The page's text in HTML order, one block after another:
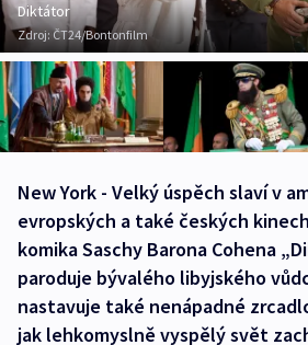
Diktátor
Zdroj: ČT24/Bontonfilm
New York - Velký úspěch slaví v
evropských a také českých
komika Saschy Barona Cohena
paroduje bývalého libyjského
nastavuje také nenápadné
jak lehkomyslně vyspělý svět